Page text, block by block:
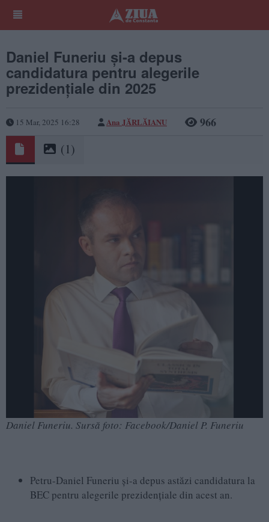
Daniel Funeriu și-a depus
candidatura pentru alegerile
prezidențiale din 2025
15 Mar, 2025 16:28 Ana JĂRLĂIANU 966
(1)
Daniel Funeriu. Sursă foto: Facebook/Daniel P. Funeriu
Petru-Daniel Funeriu și-a depus astăzi candidatura la
BEC pentru alegerile prezidențiale din acest an.